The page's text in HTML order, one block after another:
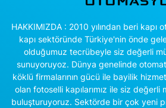
HAKKIMIZDA : 2010 yılından beri kapı
kapı sektöründe Türkiye'nin önde
olduğumuz tecrübeyle siz değerli
sunuyoruyoz. Dünya genelinde
köklü firmalarının gücü ile bayilik
olan fotoselli kapılarımız ile siz
buluşturuyoruz. Sektörde bir çok yeni